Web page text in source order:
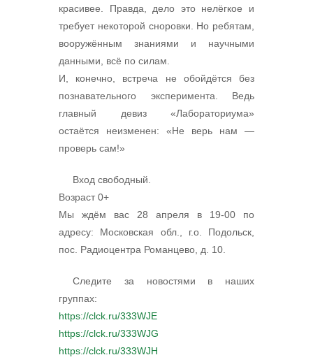
красивее. Правда, дело это нелёгкое и
требует некоторой сноровки. Но ребятам,
вооружённым знаниями и научными
данными, всё по силам.
И, конечно, встреча не обойдётся без
познавательного эксперимента. Ведь
главный девиз «Лабораториума»
остаётся неизменен: «Не верь нам —
проверь сам!»
Вход свободный.
Возраст 0+
Мы ждём вас 28 апреля в 19-00 по
адресу: Московская обл., г.о. Подольск,
пос. Радиоцентра Романцево, д. 10.
Следите за новостями в наших
группах:
https://clck.ru/333WJE
https://clck.ru/333WJG
https://clck.ru/333WJH